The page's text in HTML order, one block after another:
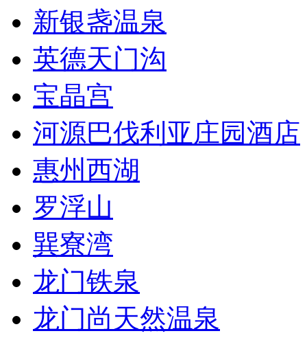
新银盏温泉
英德天门沟
宝晶宫
河源巴伐利亚庄园酒店
惠州西湖
罗浮山
巽寮湾
龙门铁泉
龙门尚天然温泉